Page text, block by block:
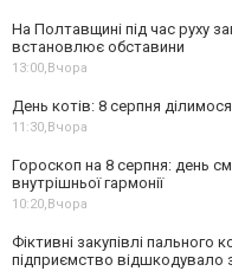
На Полтавщині під час руху
встановлює обставини
13:00,Вчора
День котів: 8 серпня
11:30,Вчора
Гороскоп на 8 серпня: день
внутрішньої гармонії
10:20,Вчора
Фіктивні закупівлі
підприємство відшкодувало